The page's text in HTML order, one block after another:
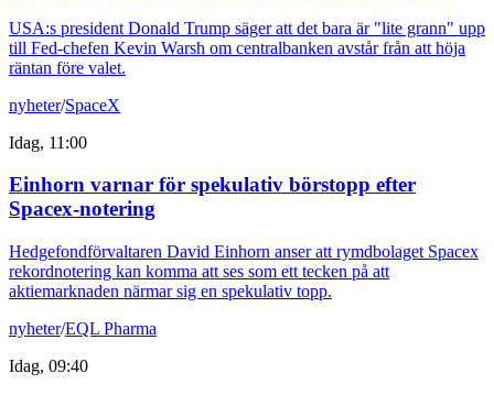
USA:s president Donald Trump säger att det bara är "lite grann" upp
till Fed-chefen Kevin Warsh om centralbanken avstår från att höja
räntan före valet.
nyheter/SpaceX
Idag, 11:00
Einhorn varnar för spekulativ börstopp efter
Spacex-notering
Hedgefondförvaltaren David Einhorn anser att rymdbolaget Spacex
rekordnotering kan komma att ses som ett tecken på att
aktiemarknaden närmar sig en spekulativ topp.
nyheter/EQL Pharma
Idag, 09:40